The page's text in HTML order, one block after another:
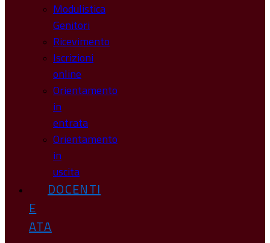
Modulistica
Genitori
Ricevimento
Iscrizioni
online
Orientamento
in
entrata
Orientamento
in
uscita
DOCENTI
E
ATA